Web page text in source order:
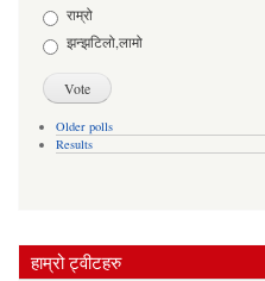
राम्रो
झन्झटिलो,लामो
Older polls
Results
हाम्रो ट्वीटहरु